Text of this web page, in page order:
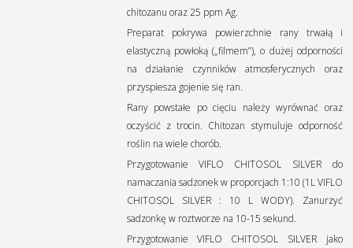
chitozanu oraz 25 ppm Ag.
Preparat pokrywa powierzchnie rany trwałą i
elastyczną powłoką („filmem”), o dużej odporności
na działanie czynników atmosferycznych oraz
przyspiesza gojenie się ran.
Rany powstałe po cięciu należy wyrównać oraz
oczyścić z trocin. Chitozan stymuluje odporność
roślin na wiele chorób.
Przygotowanie VIFLO CHITOSOL SILVER do
namaczania sadzonek w proporcjach 1:10 (1L VIFLO
CHITOSOL SILVER : 10 L WODY). Zanurzyć
sadzonkę w roztworze na 10-15 sekund.
Przygotowanie VIFLO CHITOSOL SILVER jako